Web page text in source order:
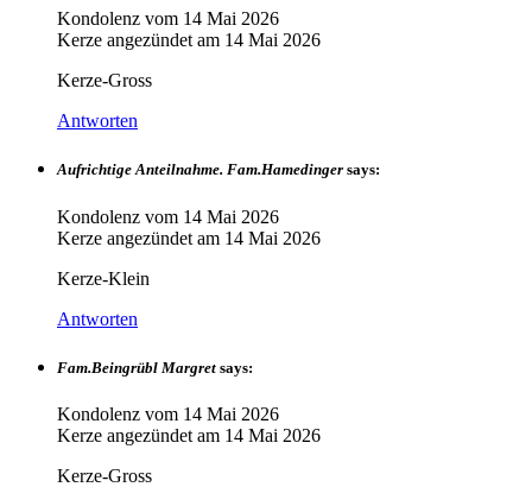
Kondolenz vom 14 Mai 2026
Kerze angezündet am 14 Mai 2026
Kerze-Gross
Antworten
Aufrichtige Anteilnahme. Fam.Hamedinger says:
Kondolenz vom 14 Mai 2026
Kerze angezündet am 14 Mai 2026
Kerze-Klein
Antworten
Fam.Beingrübl Margret says:
Kondolenz vom 14 Mai 2026
Kerze angezündet am 14 Mai 2026
Kerze-Gross